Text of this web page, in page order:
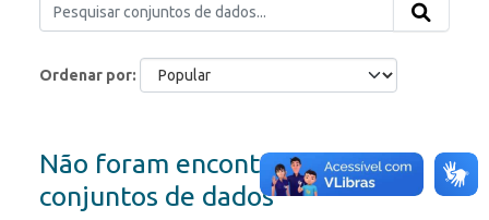
Ordenar por
Não foram encontrados
conjuntos de dados